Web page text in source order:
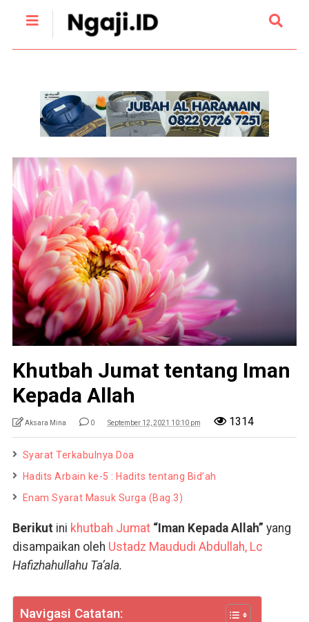
Khutbah Jumat tentang Iman
Kepada Allah
Aksara Mina 0 September 12, 2021 10:10 pm 1314
Syarat Terkabulnya Doa
Hadits Arbain ke-5 : Hadits tentang Bid’ah
Enam Syarat Masuk Surga (Bag.3)
Berikut ini khutbah Jumat “Iman Kepada Allah” yang
disampaikan oleh Ustadz Maududi Abdullah, Lc
Hafizhahullahu Ta’ala.
Navigasi Catatan: